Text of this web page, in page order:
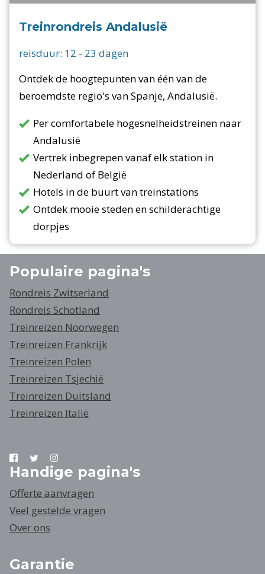
Treinrondreis Andalusië
reisduur: 12 - 23 dagen
Ontdek de hoogtepunten van één van de
beroemdste regio's van Spanje, Andalusië.
Per comfortabele hogesnelheidstreinen naar
Andalusië
Vertrek inbegrepen vanaf elk station in
Nederland of België
Hotels in de buurt van treinstations
Ontdek mooie steden en schilderachtige
dorpjes
Populaire pagina's
Rondreis Zwitserland
Rondreis Schotland
Treinreizen Noorwegen
Treinreizen Frankrijk
Treinreizen Polen
Treinreizen Tsjechië
Treinreizen Duitsland
Treinreizen Italië
Handige pagina's
Offerte aanvragen
Veel gestelde vragen
Over ons
Garantie